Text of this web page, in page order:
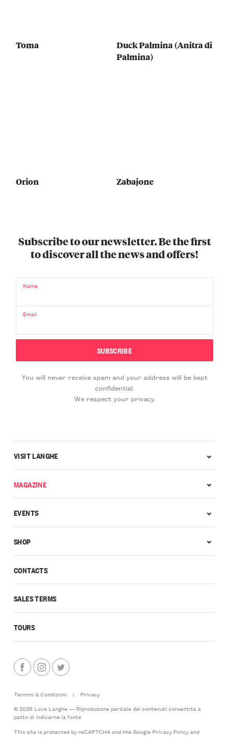
Toma
Duck Palmina (Anitra di
Palmina)
Orion Zabajone
Subscribe to our newsletter. Be the first
to discover all the news and offers!
Name
Email
You will never receive spam and your address will be kept
confidential.
We respect your privacy.
CONTACTS
SALES TERMS
TOURS
VISIT LANGHE
MAGAZINE
EVENTS
SHOP
Termini & Condizioni |
Privacy
© 2026 Love Langhe — Riproduzione parziale dei contenuti consentita a
patto di indicarne la fonte
This site is protected by reCAPTCHA and the Google Privacy Policyand